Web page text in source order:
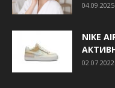
04.09.2025
NIKE
02.07.2022